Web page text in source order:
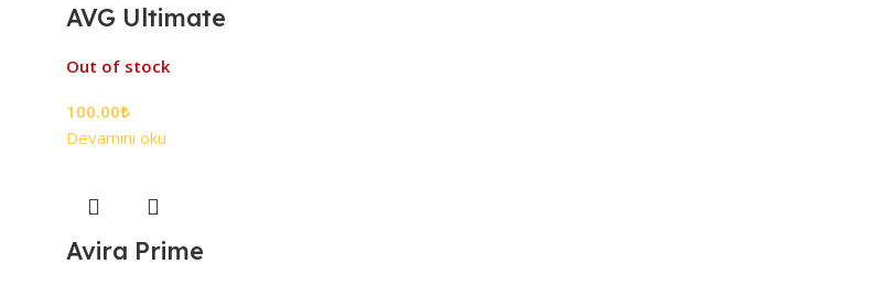
AVG Ultimate
Out of stock
100.00₺
Devamını oku
Avira Prime